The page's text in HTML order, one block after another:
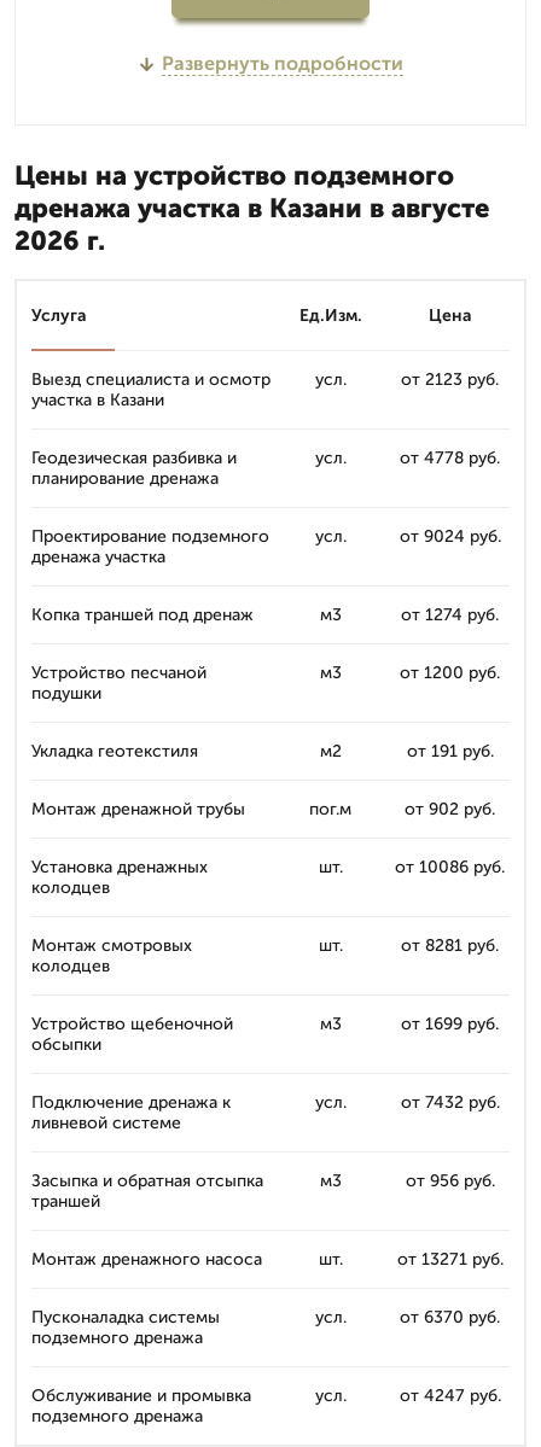
Развернуть подробности
Цены на устройство подземного
дренажа участка в Казани в августе
2026 г.
Услуга Ед.Изм. Цена
Выезд специалиста и осмотр
участка в Казани
усл. от 2123 руб.
Геодезическая разбивка и
планирование дренажа
усл. от 4778 руб.
Проектирование подземного
дренажа участка
усл. от 9024 руб.
Копка траншей под дренаж м3 от 1274 руб.
Устройство песчаной
подушки
м3 от 1200 руб.
Укладка геотекстиля м2 от 191 руб.
Монтаж дренажной трубы пог.м от 902 руб.
Установка дренажных
колодцев
шт. от 10086 руб.
Монтаж смотровых
колодцев
шт. от 8281 руб.
Устройство щебеночной
обсыпки
м3 от 1699 руб.
Подключение дренажа к
ливневой системе
усл. от 7432 руб.
Засыпка и обратная отсыпка
траншей
м3 от 956 руб.
Монтаж дренажного насоса шт. от 13271 руб.
Пусконаладка системы
подземного дренажа
усл. от 6370 руб.
Обслуживание и промывка
подземного дренажа
усл. от 4247 руб.